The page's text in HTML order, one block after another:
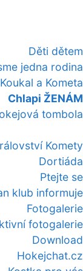
Děti dětem
jedna rodina
a Kometa
Chlapi ŽENÁM
tombola
Komety
Dortiáda
Ptejte se
klub informuje
Fotogalerie
fotogalerie
Download
Hokejchat.cz